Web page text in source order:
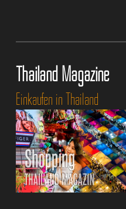
Thailand Magazine
Einkaufen in Thailand